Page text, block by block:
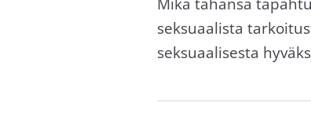
seksuaalista
seksuaalisesta